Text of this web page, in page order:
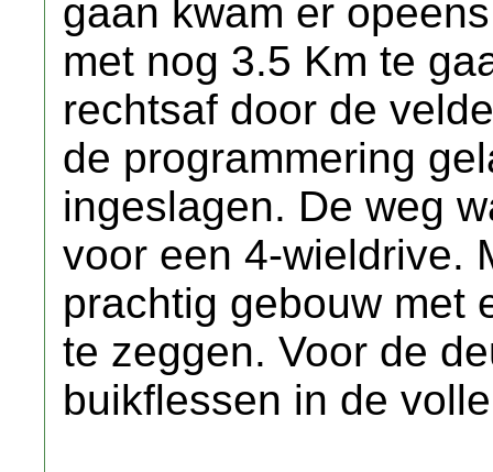
gaan kwam er
met nog 3.5 Km te
rechtsaf door de
de programmering
ingeslagen. De weg
voor een 4-wieldrive.
prachtig gebouw met
te zeggen. Voor de
buikflessen in de